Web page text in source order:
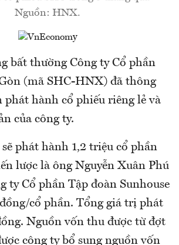
Nguồn: HNX.
bất thường Công ty Cổ phần
(mã SHC-HNX) đã thông
phát hành cổ phiếu riêng lẻ và
của công ty.
phát hành 1,2 triệu cổ phần
lược là ông Nguyễn Xuân Phú
ty Cổ phần Tập đoàn Sunhouse
cổ phần. Tổng giá trị phát
Nguồn vốn thu được từ đợt
công ty bổ sung nguồn vốn